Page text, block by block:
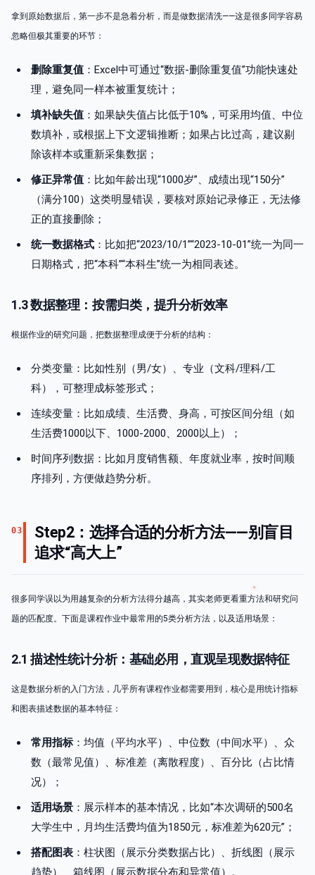
拿到原始数据后，第一步不是急着分析，而是做数据清洗——这是很多同学容易
忽略但极其重要的环节：
删除重复值 ：Excel中可通过“数据-删除重复值”功能快速处
理，避免同一样本被重复统计；
填补缺失值 ：如果缺失值占比低于10%，可采用均值、中位
数填补，或根据上下文逻辑推断；如果占比过高，建议剔
除该样本或重新采集数据；
修正异常值 ：比如年龄出现“1000岁”、成绩出现“150分”
（满分100）这类明显错误，要核对原始记录修正，无法修
正的直接删除；
统一数据格式 ：比如把“2023/10/1”“2023-10-01”统一为同一
日期格式，把“本科”“本科生”统一为相同表述。
1.3 数据整理：按需归类，提升分析效率
根据作业的研究问题，把数据整理成便于分析的结构：
分类变量：比如性别（男/女）、专业（文科/理科/工
科），可整理成标签形式；
连续变量：比如成绩、生活费、身高，可按区间分组（如
生活费1000以下、1000-2000、2000以上）；
时间序列数据：比如月度销售额、年度就业率，按时间顺
序排列，方便做趋势分析。
03
Step2：选择合适的分析方法——别盲目
追求“高大上”
很多同学误以为用越复杂的分析方法得分越高，其实老师更看重方法和研究问
题的匹配度。下面是课程作业中最常用的5类分析方法，以及适用场景：
2.1 描述性统计分析：基础必用，直观呈现数据特征
这是数据分析的入门方法，几乎所有课程作业都需要用到，核心是用统计指标
和图表描述数据的基本特征：
常用指标：均值（平均水平）、中位数（中间水平）、众
数（最常见值）、标准差（离散程度）、百分比（占比情
况）；
适用场景 ：展示样本的基本情况，比如“本次调研的500名
大学生中，月均生活费均值为1850元，标准差为620元”；
搭配图表 ：柱状图（展示分类数据占比）、折线图（展示
趋势）、箱线图（展示数据分布和异常值）。